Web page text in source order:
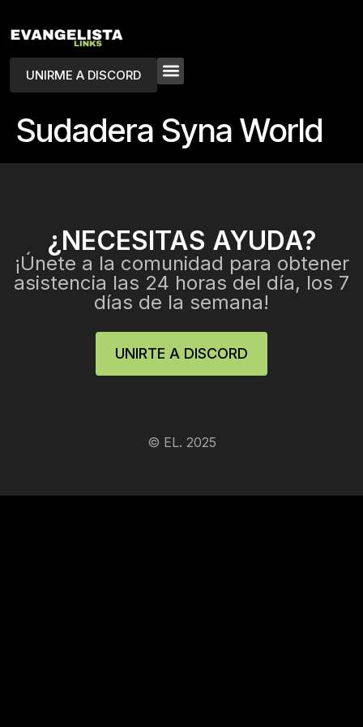
UNIRME A DISCORD
Sudadera Syna World
¿NECESITAS AYUDA?
¡Únete a la comunidad para obtener
asistencia las 24 horas del día, los 7
días de la semana!
UNIRTE A DISCORD
© EL. 2025